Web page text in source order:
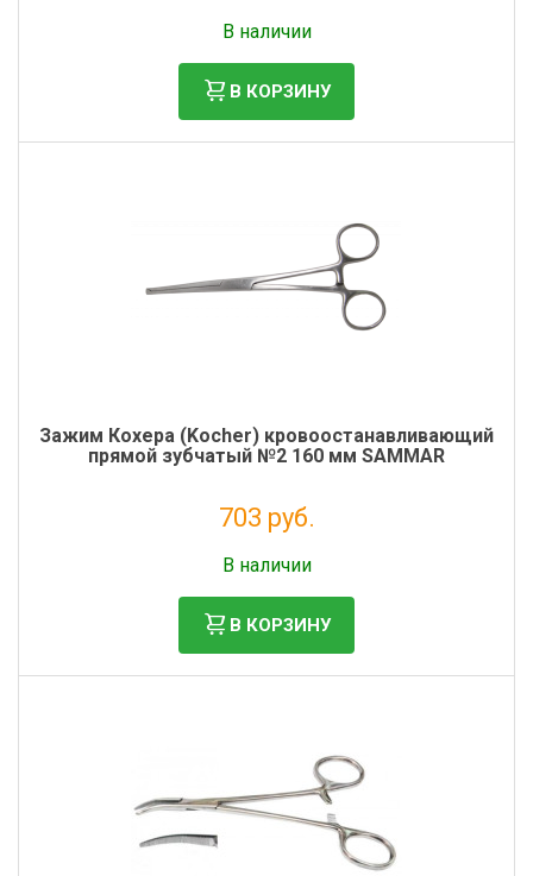
В наличии
В КОРЗИНУ
Зажим Кохера (Kocher) кровоостанавливающий
прямой зубчатый №2 160 мм SAMMAR
703 руб.
В наличии
В КОРЗИНУ